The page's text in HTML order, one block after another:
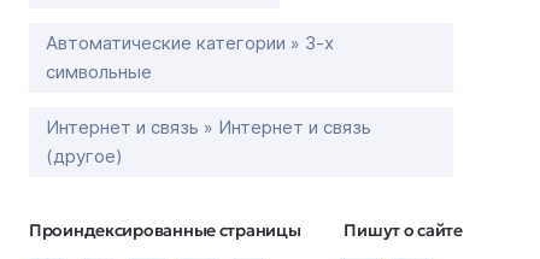
Автоматические категории » 3-х
символьные
Интернет и связь » Интернет и связь
(другое)
Проиндексированные страницы Пишут о сайте